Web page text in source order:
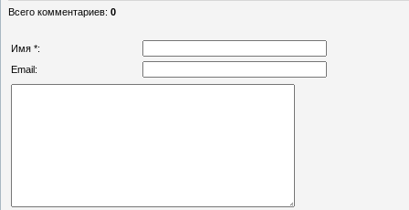
Всего комментариев: 0
Имя *:
Email: